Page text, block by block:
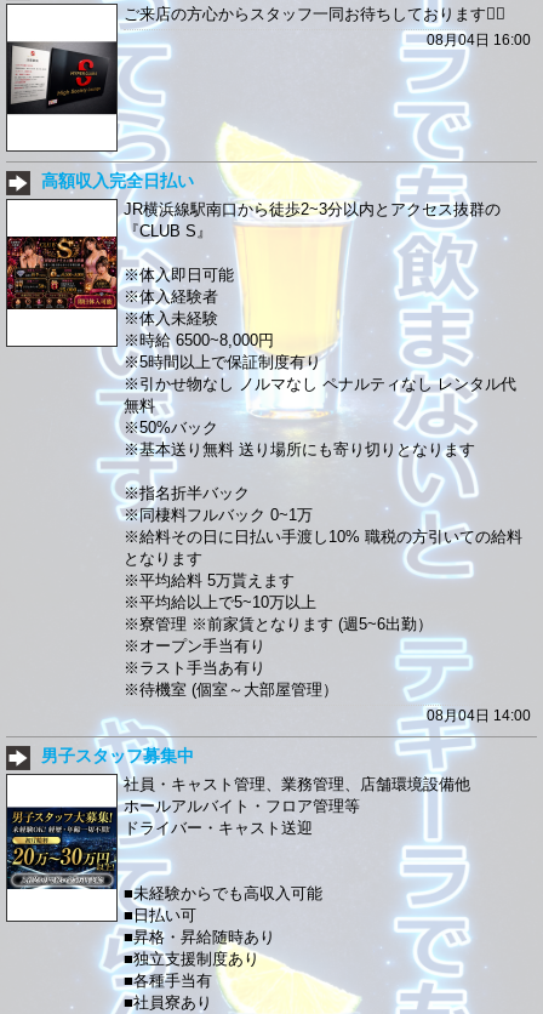
ご来店の方心からスタッフ一同お待ちしております🙇‍♀️
08月04日 16:00
高額収入完全日払い
JR横浜線駅南口から徒歩2~3分以内とアクセス抜群の
『CLUB S』
※体入即日可能
※体入経験者
※体入未経験
※時給 6500~8,000円
※5時間以上で保証制度有り
※引かせ物なし ノルマなし ペナルティなし レンタル代
無料
※50%バック
※基本送り無料 送り場所にも寄り切りとなります
※指名折半バック
※同棲料フルバック 0~1万
※給料その日に日払い手渡し10% 職税の方引いての給料
となります
※平均給料 5万貰えます
※平均給以上で5~10万以上
※寮管理 ※前家賃となります (週5~6出勤）
※オープン手当有り
※ラスト手当あ有り
※待機室 (個室～大部屋管理）
08月04日 14:00
男子スタッフ募集中
社員・キャスト管理、業務管理、店舗環境設備他
ホールアルバイト・フロア管理等
ドライバー・キャスト送迎
■未経験からでも高収入可能
■日払い可
■昇格・昇給随時あり
■独立支援制度あり
■各種手当有
■社員寮あり